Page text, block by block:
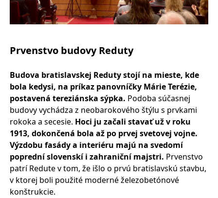
Prvenstvo budovy Reduty
Budova bratislavskej Reduty stojí na mieste, kde
bola kedysi, na príkaz panovníčky Márie Terézie,
postavená tereziánska sýpka. Podoba súčasnej
budovy vychádza z neobarokového štýlu s prvkami
rokoka a secesie. Hoci ju začali stavať už v roku
1913, dokončená bola až po prvej svetovej vojne.
Výzdobu fasády a interiéru majú na svedomí
poprední slovenskí i zahraniční majstri. Prvenstvo
patrí Redute v tom, že išlo o prvú bratislavskú stavbu,
v ktorej boli použité moderné železobetónové
konštrukcie.